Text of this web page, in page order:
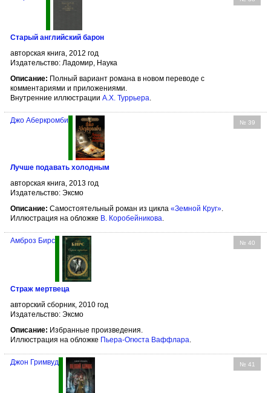
Старый английский барон
авторская книга, 2012 год
Издательство: Ладомир, Наука
Описание: Полный вариант романа в новом переводе с
комментариями и приложениями.
Внутренние иллюстрации А.Х. Туррьера.
№ 39
Джо Аберкромби
Лучше подавать холодным
авторская книга, 2013 год
Издательство: Эксмо
Описание: Самостоятельный роман из цикла «Земной Круг».
Иллюстрация на обложке В. Коробейникова.
№ 40
Амброз Бирс
Страж мертвеца
авторский сборник, 2010 год
Издательство: Эксмо
Описание: Избранные произведения.
Иллюстрация на обложке Пьера-Огюста Ваффлара
№ 41
Джон Гримвуд